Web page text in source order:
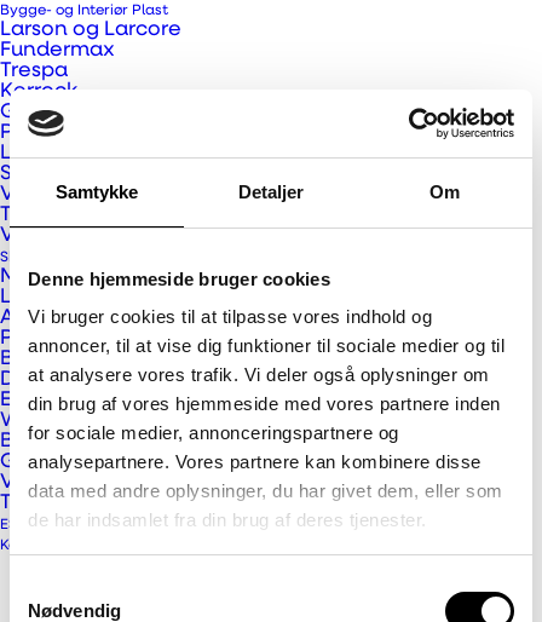
Samtykke Detaljer Om
Denne hjemmeside bruger cookies
Vi bruger cookies til at tilpasse vores indhold og
annoncer, til at vise dig funktioner til sociale medier og til
at analysere vores trafik. Vi deler også oplysninger om
din brug af vores hjemmeside med vores partnere inden
for sociale medier, annonceringspartnere og
analysepartnere. Vores partnere kan kombinere disse
data med andre oplysninger, du har givet dem, eller som
de har indsamlet fra din brug af deres tjenester.
Nødvendig
Bygge- og Interiør Plast
Larson og Larcore
Fundermax
Trespa
Kerrock
Gallina PC facadeplader
PET filt støjdæmpning
Lexan Cliniwall plader
Sikrings- og afskærmningsplader
Vink ALUPROF
Tagløsninger
Vikutherm skum- og Phonotherm byggeplader
Skilt og Reklame
Massive plastplader
Letvægtsplader
Alu- og alusandwichplader
Pap- og papirplader
BaltLED skiltebelysning
Digitale printmedier
E-cut, glasdekoration og lyskasse folier
Wrap- og indpakningsfolier
Beskyttelseslaminat og dobbeltklæber
Gulvfolier
Vægfolier, tapet og displaymedier
Tilbehør
ESG og Compliance
Kontakt
Prev
Vink Plast ApS